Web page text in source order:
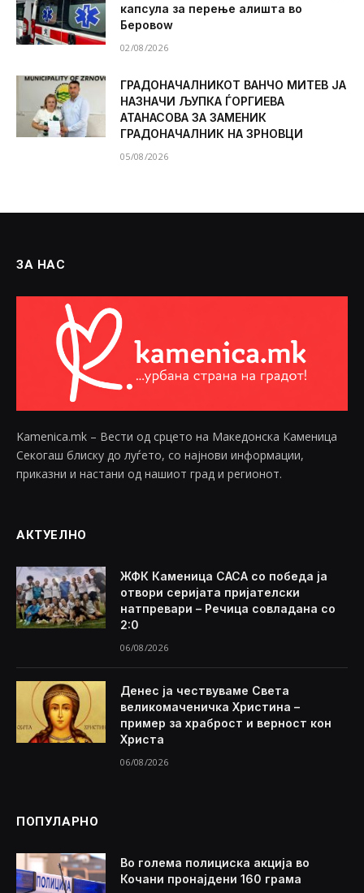
капсула за перење алишта во
Беровоw
02/08/2026
ГРАДОНАЧАЛНИКОТ ВАНЧО МИТЕВ ЈА
НАЗНАЧИ ЉУПКА ЃОРГИЕВА
АТАНАСОВА ЗА ЗАМЕНИК
ГРАДОНАЧАЛНИК НА ЗРНОВЦИ
05/08/2026
ЗА НАС
Kamenica.mk – Вести од срцето на Македонска Каменица
Секогаш блиску до луѓето, со најнови информации,
приказни и настани од нашиот град и регионот.
АКТУЕЛНО
ЖФК Каменица САСА со победа ја
отвори серијата пријателски
натпревари – Речица совладана со
2:0
06/08/2026
Денес ја чествуваме Света
великомаченичка Христина –
пример за храброст и верност кон
Христа
06/08/2026
ПОПУЛАРНО
Во голема полициска акција во
Кочани пронајдени 160 грама